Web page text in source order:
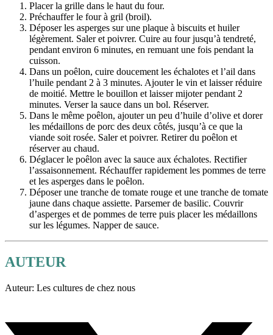
Placer la grille dans le haut du four.
Préchauffer le four à gril (broil).
Déposer les asperges sur une plaque à biscuits et huiler
légèrement. Saler et poivrer. Cuire au four jusqu’à tendreté,
pendant environ 6 minutes, en remuant une fois pendant la
cuisson.
Dans un poêlon, cuire doucement les échalotes et l’ail dans
l’huile pendant 2 à 3 minutes. Ajouter le vin et laisser réduire
de moitié. Mettre le bouillon et laisser mijoter pendant 2
minutes. Verser la sauce dans un bol. Réserver.
Dans le même poêlon, ajouter un peu d’huile d’olive et dorer
les médaillons de porc des deux côtés, jusqu’à ce que la
viande soit rosée. Saler et poivrer. Retirer du poêlon et
réserver au chaud.
Déglacer le poêlon avec la sauce aux échalotes. Rectifier
l’assaisonnement. Réchauffer rapidement les pommes de terre
et les asperges dans le poêlon.
Déposer une tranche de tomate rouge et une tranche de tomate
jaune dans chaque assiette. Parsemer de basilic. Couvrir
d’asperges et de pommes de terre puis placer les médaillons
sur les légumes. Napper de sauce.
AUTEUR
Auteur: Les cultures de chez nous